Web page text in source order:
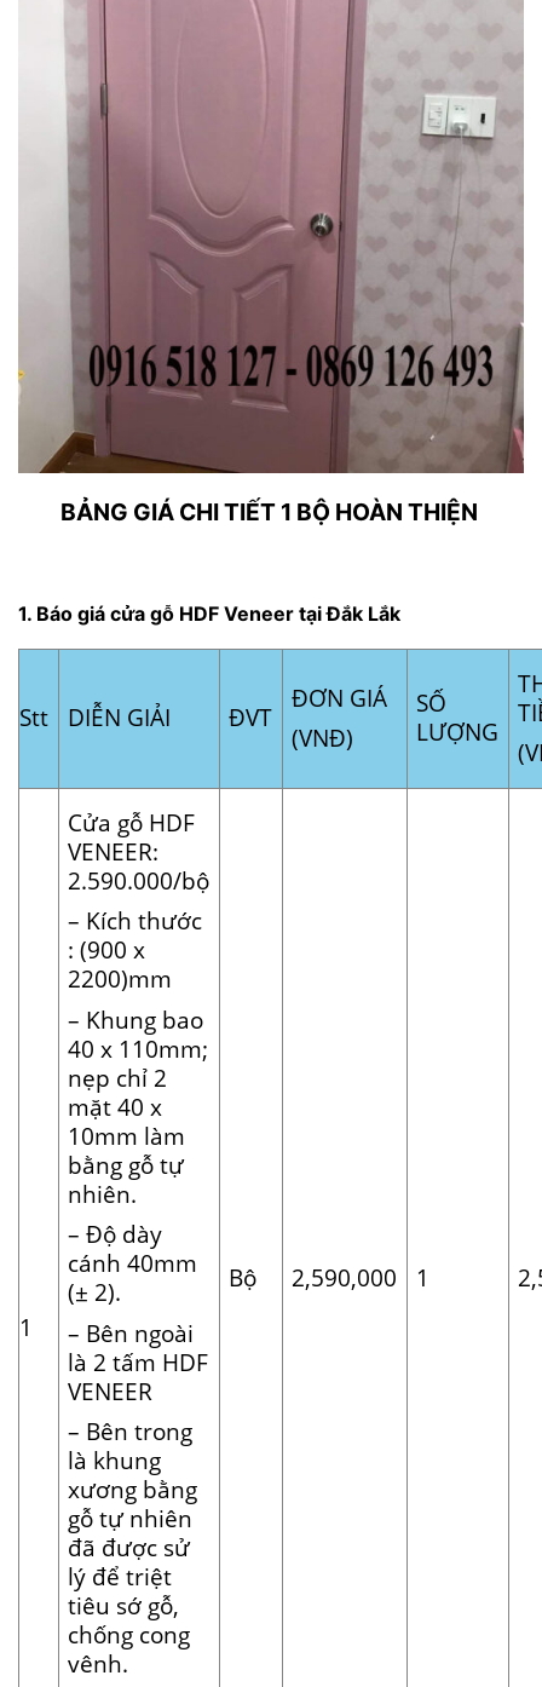
BẢNG GIÁ CHI TIẾT 1 BỘ HOÀN THIỆN
1. Báo giá cửa gỗ HDF Veneer tại Đắk Lắk
Stt DIỄN GIẢI ĐVT
ĐƠN GIÁ
(VNĐ)
SỐ
LƯỢNG
1
Cửa gỗ HDF
VENEER:
2.590.000/bộ
– Kích thước
: (900 x
2200)mm
– Khung bao
40 x 110mm;
nẹp chỉ 2
mặt 40 x
10mm làm
bằng gỗ tự
nhiên.
– Độ dày
cánh 40mm
(± 2).
– Bên ngoài
là 2 tấm HDF
VENEER
– Bên trong
là khung
xương bằng
gỗ tự nhiên
đã được sử
lý để triệt
tiêu sớ gỗ,
chống cong
vênh.
Bộ 2,590,000 1